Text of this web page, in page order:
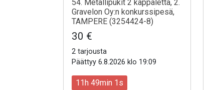
54. Metallipukit 2 kappaletta, 2.
Gravelon Oy:n konkurssipesä,
TAMPERE (3254424-8)
30 €
2 tarjousta
Päättyy 6.8.2026 klo 19:09
11h 48min 59s